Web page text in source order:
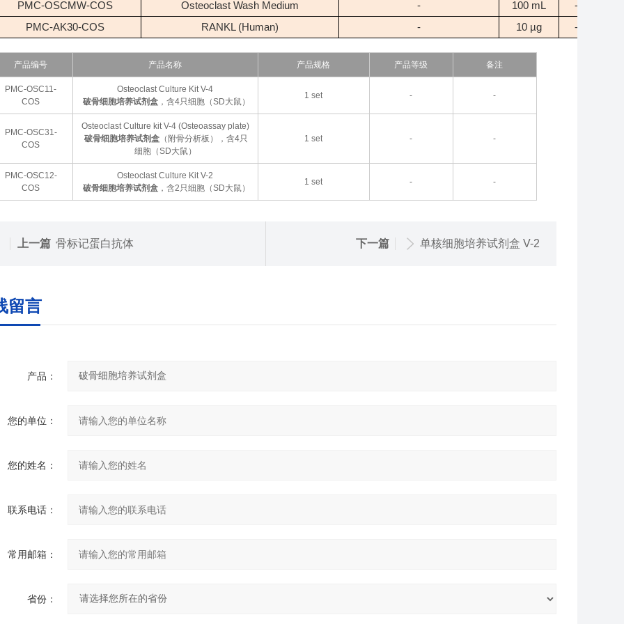
PMC-OSCMW-COS Osteoclast Wash Medium - 100 mL
-20℃
PMC-AK30-COS
RANKL (Human) - 10 µg -20℃
产品编号 产品名称 产品规格 产品等级 备注
PMC-OSC11-
COS
Osteoclast Culture Kit V-4
破骨细胞培养试剂盒，含4只细胞（SD大鼠）
1 set - -
PMC-OSC31-
COS
Osteoclast Culture kit V-4 (Osteoassay plate)
破骨细胞培养试剂盒 （附骨分析板），含4只
细胞（SD大鼠）
1 set - -
PMC-OSC12-
COS
Osteoclast Culture Kit V-2
破骨细胞培养试剂盒，含2只细胞（SD大鼠）
1 set - -
上一篇 骨标记蛋白抗体 下一篇 单核细胞培养试剂盒 V-2
留言
产品：
您的单位：
您的姓名：
联系电话：
常用邮箱：
省份：